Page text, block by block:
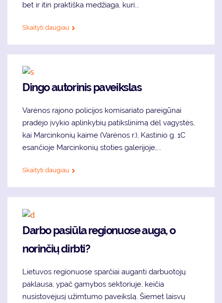
bet ir itin praktiška medžiaga, kuri...
Skaityti daugiau
Dingo autorinis paveikslas
Varėnos rajono policijos komisariato pareigūnai
pradėjo įvykio aplinkybių patikslinimą dėl vagystės,
kai Marcinkonių kaime (Varėnos r.), Kastinio g. 1C
esančioje Marcinkonių stoties galerijoje,...
Skaityti daugiau
Darbo pasiūla regionuose auga, o
norinčių dirbti?
Lietuvos regionuose sparčiai auganti darbuotojų
paklausa, ypač gamybos sektoriuje, keičia
nusistovėjusį užimtumo paveikslą. Šiemet laisvų